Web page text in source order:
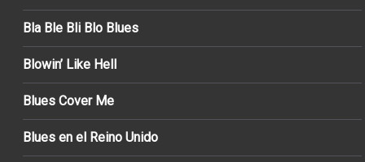
Bla Ble Bli Blo Blues
Blowin’ Like Hell
Blues Cover Me
Blues en el Reino Unido